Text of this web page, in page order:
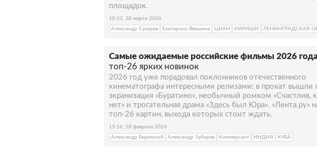
площадок.
10:52, 20 марта 2026
Александр Сухарев
Екатерина Векшина ЦИАН КИРИШИ ЛЕНИНГРАДСКАЯ
Самые ожидаемые российские фильмы 2026
топ-26 ярких новинок
2026 год уже порадовал поклонников отечественного
кинематографа интересными релизами: в прокат вышли
экранизация «Буратино», необычный ромком «Счастлив,
нет» и трогательная драма «Здесь был Юра». «Лента.ру»
топ-26 картин, выхода которых стоит ждать.
15:16, 18 февраля 2026
Александр Бережной
Александр Зубарев Коммерсант ИНДИЯ КУБА